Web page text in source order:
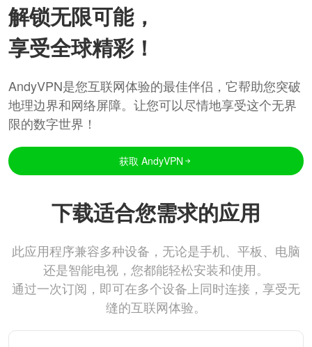
解锁无限可能，
享受全球精彩！
AndyVPN是您互联网体验的最佳伴侣，它帮助您突破
地理边界和网络屏障。让您可以尽情地享受这个无界
限的数字世界！
获取 AndyVPN
下载适合您需求的应用
此应用程序兼容多种设备，无论是手机、平板、电脑
还是智能电视，您都能轻松安装和使用。
通过一次订阅，即可在多个设备上同时连接，享受无
缝的互联网体验。